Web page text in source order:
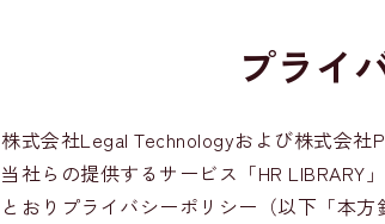
プライ
株式会社Legal Technologyおよび株式会社
当社らの提供するサービス「HR
とおりプライバシーポリシー（以下「本